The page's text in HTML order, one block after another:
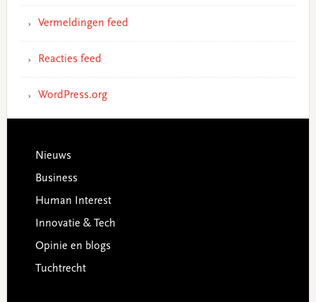
Vermeldingen feed
Reacties feed
WordPress.org
Footer
Nieuws
Business
Human Interest
Innovatie & Tech
Opinie en blogs
Tuchtrecht